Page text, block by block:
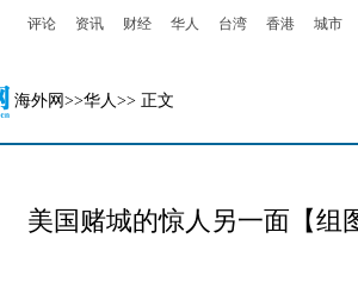
评论 资讯 财经 华人 台湾 香港 城市
海外网 >>华人>> 正文
美国赌城的惊人另一面【组